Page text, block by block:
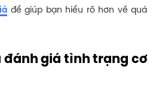
để giúp bạn hiểu rõ hơn về quá
đánh giá tình trạng cơ